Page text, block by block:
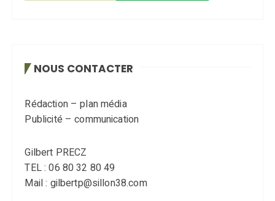
NOUS CONTACTER
Rédaction – plan média
Publicité – communication
Gilbert PRECZ
TEL : 06 80 32 80 49
Mail : gilbertp@sillon38.com